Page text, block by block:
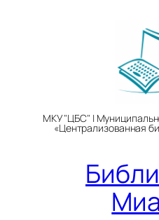
МКУ "ЦБС" |
«Централизованная